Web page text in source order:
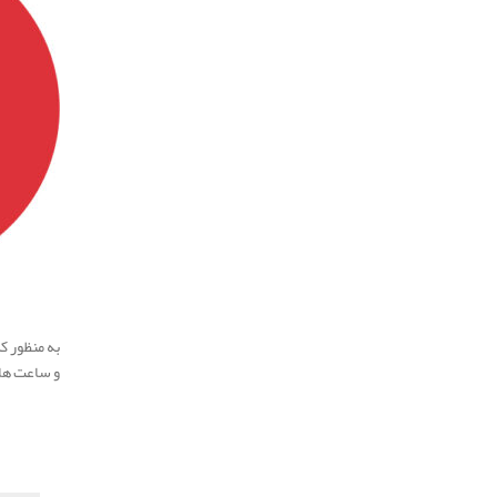
به
و ساعت